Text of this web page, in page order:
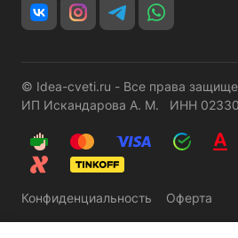
© Idea-cveti.ru - Все права
ИП Искандарова А. М. ИНН
Конфиденциальность Оферта